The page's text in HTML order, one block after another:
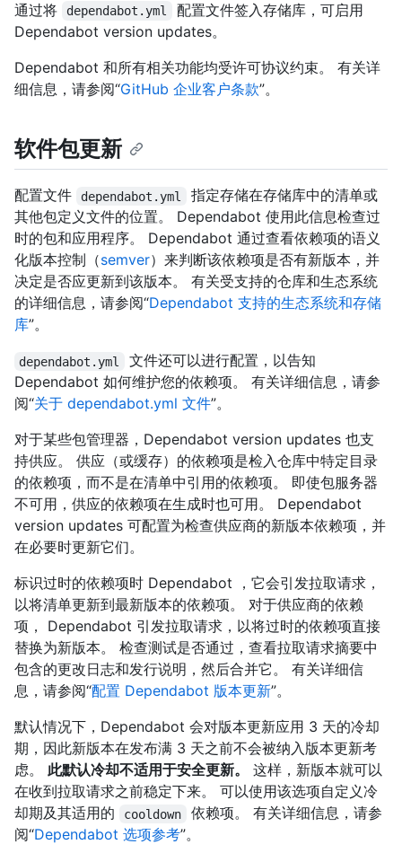
通过将
dependabot.yml
配置文件签入存储库，可启用
Dependabot version updates。
Dependabot 和所有相关功能均受许可协议约束。 有关详
细信息，请参阅“GitHub 企业客户条款”。
软件包更新
配置文件 dependabot.yml
指定存储在存储库中的清单或
其他包定义文件的位置。 Dependabot 使用此信息检查过
时的包和应用程序。 Dependabot 通过查看依赖项的语义
化版本控制（semver）来判断该依赖项是否有新版本，并
决定是否应更新到该版本。 有关受支持的仓库和生态系统
的详细信息，请参阅“Dependabot 支持的生态系统和存储
库”。
dependabot.yml
文件还可以进行配置，以告知
Dependabot 如何维护您的依赖项。 有关详细信息，请参
阅“关于 dependabot.yml 文件”。
对于某些包管理器，Dependabot version updates 也支
持供应。 供应（或缓存）的依赖项是检入仓库中特定目录
的依赖项，而不是在清单中引用的依赖项。 即使包服务器
不可用，供应的依赖项在生成时也可用。 Dependabot
version updates 可配置为检查供应商的新版本依赖项，并
在必要时更新它们。
标识过时的依赖项时 Dependabot ，它会引发拉取请求，
以将清单更新到最新版本的依赖项。 对于供应商的依赖
项， Dependabot 引发拉取请求，以将过时的依赖项直接
替换为新版本。 检查测试是否通过，查看拉取请求摘要中
包含的更改日志和发行说明，然后合并它。 有关详细信
息，请参阅“配置 Dependabot 版本更新”。
默认情况下，Dependabot 会对版本更新应用 3 天的冷却
期，因此新版本在发布满 3 天之前不会被纳入版本更新考
虑。 此默认冷却不适用于安全更新。
这样，新版本就可以
在收到拉取请求之前稳定下来。 可以使用该选项自定义冷
却期及其适用的
cooldown
依赖项。 有关详细信息，请参
阅“Dependabot 选项参考”。